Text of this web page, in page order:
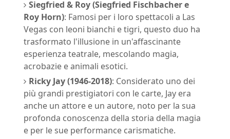
Siegfried & Roy (Siegfried Fischbacher e
Roy Horn): Famosi per i loro spettacoli a Las
Vegas con leoni bianchi e tigri, questo duo ha
trasformato l'illusione in un'affascinante
esperienza teatrale, mescolando magia,
acrobazie e animali esotici.
Ricky Jay (1946-2018): Considerato uno dei
più grandi prestigiatori con le carte, Jay era
anche un attore e un autore, noto per la sua
profonda conoscenza della storia della magia
e per le sue performance carismatiche.